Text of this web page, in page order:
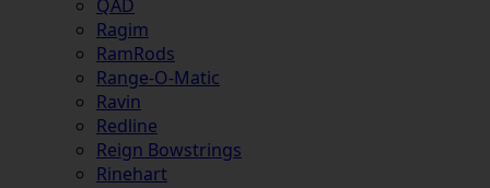
QAD
Ragim
RamRods
Range-O-Matic
Ravin
Redline
Reign Bowstrings
Rinehart